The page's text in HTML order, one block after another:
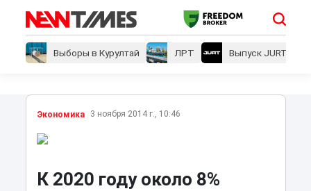
Выборы в Курултай ЛРТ Выпуск JURT
Экономика 3 ноября 2014 г., 10:46
К 2020 году около 8%